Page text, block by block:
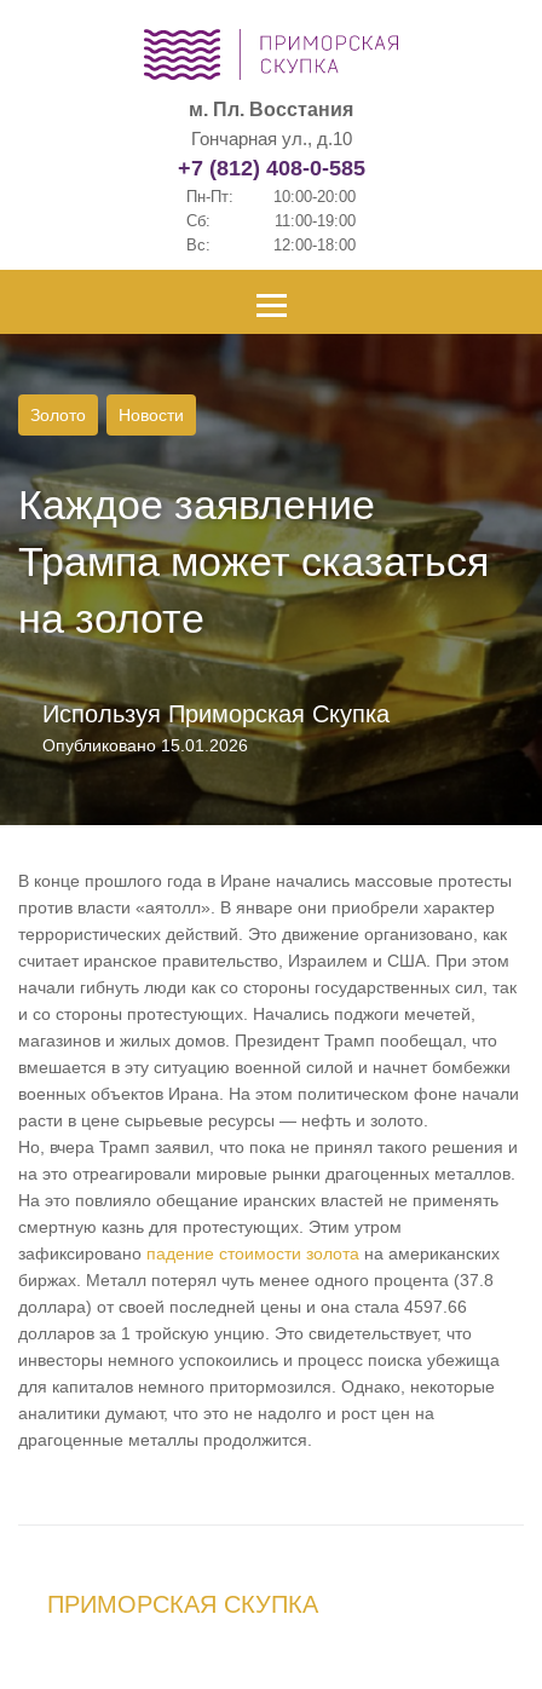
м. Пл. Восстания
Гончарная ул., д.10
+7 (812) 408-0-585
Пн-Пт:
10:00-20:00
Сб:
11:00-19:00
Вс:
12:00-18:00
Золото Новости
Каждое заявление
Трампа может сказаться
на золоте
ИспользуяПриморская Скупка
Опубликовано15.01.2026
В конце прошлого года в Иране начались массовые протесты
против власти «аятолл». В январе они приобрели характер
террористических действий. Это движение организовано, как
считает иранское правительство, Израилем и США. При этом
начали гибнуть люди как со стороны государственных сил, так
и со стороны протестующих. Начались поджоги мечетей,
магазинов и жилых домов. Президент Трамп пообещал, что
вмешается в эту ситуацию военной силой и начнет бомбежки
военных объектов Ирана. На этом политическом фоне начали
расти в цене сырьевые ресурсы — нефть и золото.
Но, вчера Трамп заявил, что пока не принял такого решения и
на это отреагировали мировые рынки драгоценных металлов.
На это повлияло обещание иранских властей не применять
смертную казнь для протестующих. Этим утром
зафиксировано падение стоимости золота на американских
биржах. Металл потерял чуть менее одного процента (37.8
доллара) от своей последней цены и она стала 4597.66
долларов за 1 тройскую унцию. Это свидетельствует, что
инвесторы немного успокоились и процесс поиска убежища
для капиталов немного притормозился. Однако, некоторые
аналитики думают, что это не надолго и рост цен на
драгоценные металлы продолжится.
ПРИМОРСКАЯ СКУПКА